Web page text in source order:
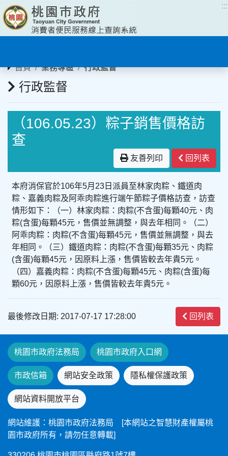
:::
首頁 業務專區 行政監督
行政監督
（106.05.23）粽子銷售價格訪
查
友善列印 回列表
本府消保官於106年5月23日派員至林家肉粽、鐵道肉
粽、嘉義肉粽及阿乖肉粽進行端午節粽子價格訪查，訪查
情形如下：（一）林家肉粽：肉粽(不含蛋)每顆40元、肉
粽(含蛋)每顆45元，售價並無調整，與去年相同。（二）
阿乖肉粽：肉粽(不含蛋)每顆45元，售價並無調整，與去
年相同。（三）鐵道肉粽：肉粽(不含蛋)每顆35元、肉粽
(含蛋)每顆45元，因原料上漲，售價皆較去年貴5元。
（四）嘉義肉粽：肉粽(不含蛋)每顆45元、肉粽(含蛋)每
顆60元，因原料上漲，售價皆較去年貴5元。
最後修改日期: 2017-07-17 17:28:00 回列表
桃園市政府法務局 桃園市政府入口網
市政信箱 網站安全政策 隱私權保護政策
網站資料開放平台
網站維護：桃園市政府法務局 [本網站之智慧財產權屬桃
園市政府所有，請勿任意轉載]